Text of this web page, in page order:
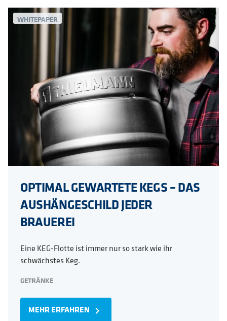
WHITEPAPER
OPTIMAL GEWARTETE KEGS – DAS
AUSHÄNGESCHILD JEDER
BRAUEREI
Eine KEG-Flotte ist immer nur so stark wie ihr
schwächstes Keg.
GETRÄNKE
MEHR ERFAHREN navigate_next